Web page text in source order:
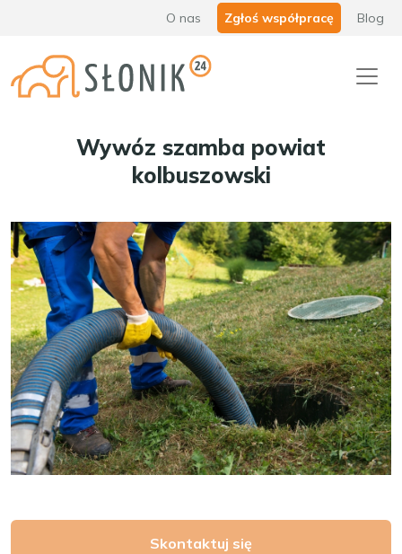
O nas Zgłoś współpracę Blog
Wywóz szamba powiat
kolbuszowski
Skontaktuj się